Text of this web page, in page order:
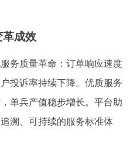
革成效
务质量革命：订单响应速度
投诉率持续下降。优质服务
单兵产值稳步增长。平台助
溯、可持续的服务标准体